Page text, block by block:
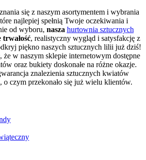
się z naszym asortymentem i wybrania
najlepiej spełnią Twoje oczekiwania i
od wyboru, nasza hurtownia sztucznych
, realistyczny wygląd i satysfakcję z
piękno naszych sztucznych lilii już dziś!
że w naszym sklepie internetowym dostępne
oraz bukiety doskonałe na różne okazje.
znalezienia sztucznych kwiatów
o czym przekonało się już wielu klientów.